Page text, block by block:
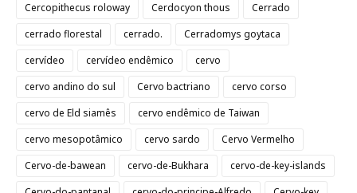
Cercopithecus roloway
Cerdocyon thous
Cerrado
cerrado florestal
cerrado.
Cerradomys goytaca
cervídeo
cervídeo endêmico
cervo
cervo andino do sul
Cervo bactriano
cervo corso
cervo de Eld siamês
cervo endêmico de Taiwan
cervo mesopotâmico
cervo sardo
Cervo Vermelho
Cervo-de-bawean
cervo-de-Bukhara
cervo-de-key-islands